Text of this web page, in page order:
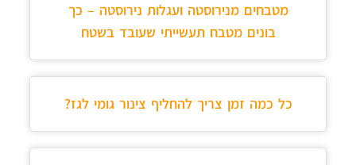
מטבחים מנירוסטה ועגלות נירוסטה – כך
בונים מטבח תעשייתי שעובד בשטח
כל כמה זמן צריך להחליף צינור גומי לגז?